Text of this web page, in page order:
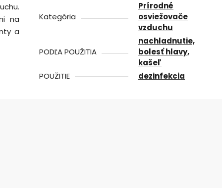
na
a
Kategória
Prírodné
osviežovače
vzduchu
PODĽA POUŽITIA
nachladnutie,
bolesť hlavy,
kašeľ
POUŽITIE
dezinfekcia